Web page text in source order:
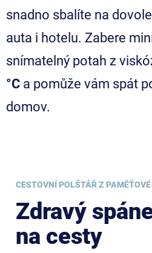
snadno sbalíte na
auta i hotelu. Zabere
snímatelný potah z
°C a pomůže vám spát
domov.
CESTOVNÍ POLŠTÁŘ Z
Zdravý
na cesty